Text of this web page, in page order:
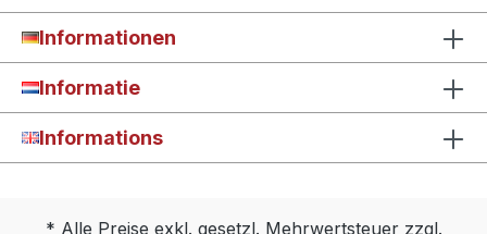
Informationen
Informatie
Informations
* Alle Preise exkl. gesetzl. Mehrwertsteuer zzgl.